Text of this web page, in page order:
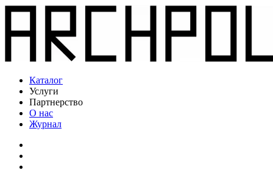
Каталог
Услуги
Партнерство
О нас
Журнал